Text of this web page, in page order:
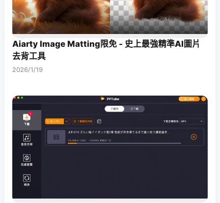
Aiarty Image Matting限免 - 史上最強精準AI圖片
去背工具
2026/1/19